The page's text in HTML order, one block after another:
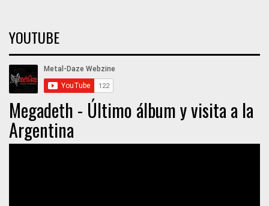
YOUTUBE
Megadeth - Último álbum y visita a la
Argentina